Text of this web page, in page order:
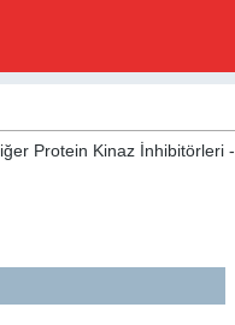
Protein Kinaz İnhibitörleri -